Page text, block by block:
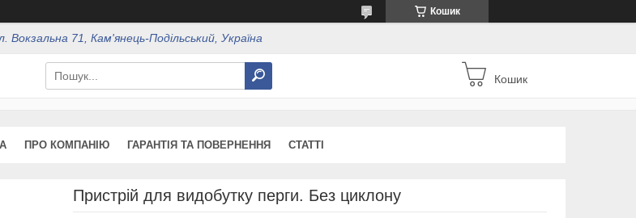
Кошик
Вокзальна 71, Кам'янець-Подільський, Україна
Кошик
ПРО КОМПАНІЮ ГАРАНТІЯ ТА ПОВЕРНЕННЯ СТАТТІ
Пристрій для видобутку перги. Без циклону